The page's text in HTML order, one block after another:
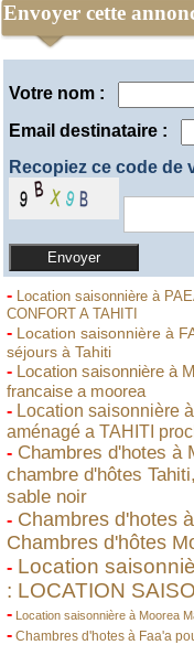
Envoyer cette
Votre nom :
Email destinataire :
Recopiez ce code de
- Location saisonnière à
CONFORT A TAHITI
- Location saisonnière à
séjours à Tahiti
- Location saisonnière à
francaise a moorea
- Location saisonnière
aménagé a TAHITI
- Chambres d'hotes à
chambre d'hôtes
sable noir
- Chambres d'hotes
Chambres d'hôtes
- Location
: LOCATION
- Location saisonnière à Moorea
- Chambres d'hotes à Faa'a